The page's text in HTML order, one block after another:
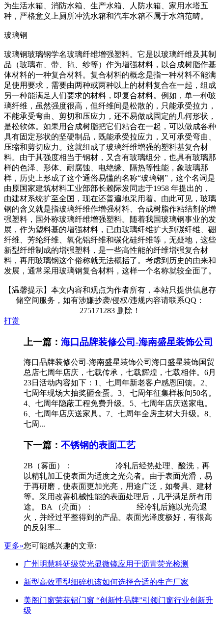
为生活水箱、消防水箱、生产水箱、人防水箱、家用水塔五
种，严格意义上厕所冲洗水箱和汽车水箱不属于水箱范畴。
玻璃钢
玻璃钢玻璃钢学名玻璃纤维增强塑料。它是以玻璃纤维及其制
品（玻璃布、带、毡、纱等）作为增强材料，以合成树脂作基
体材料的一种复合材料。复合材料的概念是指一种材料不能满
足使用要求，需要由两种或两种以上的材料复合在一起，组成
另一种能满足人们要求的材料，即复合材料。例如，单一种玻
璃纤维，虽然强度很高，但纤维间是松散的，只能承受拉力，
不能承受弯曲、剪切和压应力，还不易做成固定的几何形状，
是松软体。如果用合成树脂把它们粘合在一起，可以做成各种
具有固定形状的坚硬制品，既能承受拉应力，又可承受弯曲、
压缩和剪切应力。这就组成了玻璃纤维增强的塑料基复合材
料。由于其强度相当于钢材，又含有玻璃组分，也具有玻璃那
样的色泽、形体、耐腐蚀、电绝缘、隔热等性能，象玻璃那
样，历史上形成了这个通俗易懂的名称“玻璃钢”，这个名词是
由原国家建筑材料工业部部长赖际发同志于1958 年提出的，
由建材系统扩至全国，现在还普遍地采用着。由此可见，玻璃
钢的含义就是指玻璃纤维作增强材料、合成树脂作粘结剂的增
强塑料，国外称玻璃纤维增强塑料。随着我国玻璃钢事业的发
展，作为塑料基的增强材料，已由玻璃纤维扩大到碳纤维、硼
纤维、芳纶纤维、氧化铝纤维和碳化硅纤维等，无疑地，这些
新型纤维制成的增强塑料，是一些高性能的纤维增强复合材
料，再用玻璃钢这个俗称就无法概括了。考虑到历史的由来和
发展，通常采用玻璃钢复合材料，这样一个名称就较全面了。
【温馨提示】本文内容和观点为作者所有，本站只提供信息存
储空间服务，如有涉嫌抄袭/侵权/违规内容请联系QQ：
275171283 删除！
打赏
上一篇： 海口品牌装修公司-海南盛星装饰公司
海口品牌装修公司-海南盛星装饰公司海口盛星装饰国贸
总店七周年店庆，七载传承，七载辉煌，七载相伴。6月
23日活动内容如下：1、七周年新老客户感恩回馈。2、
七周年现场大抽奖砸金蛋。3、七周年征集样板间50名。
4、七周年隐蔽工程免费升级。5、七周年店庆送家电。
6、七周年店庆送家具。7、七周年全房主材大升级。8、
七周...
下一篇： 不锈钢的表面工艺
2B（雾面）： 冷轧后经热处理、酸洗，再
以精轧加工使表面为适度之光亮者。由于表面光滑，易
于再研磨，使表面更加光亮，用途广泛，如餐具、建材
等。采用改善机械性能的表面处理后，几乎满足所有用
途。 BA （亮面）： 经冷轧后施以光亮退
火，并经过平整得到的产品。表面光泽度极好，有很高
的反射率...
更多»您可能感兴趣的文章:
广州明慧科研级荧光显微镜应用于沥青荧光检测
新型高效重型细碎机该如何选择合适的生产厂家
美阁门窗荣获铝门窗 “创新性品牌”引领门窗行业创新升
级